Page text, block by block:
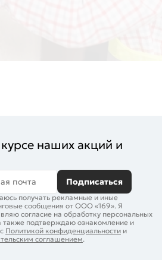
наших акций и
почта Подписаться
получать рекламные и иные
сообщения от ООО «169». Я
согласие на обработку персональных
также подтверждаю ознакомление и
Политикой конфиденциальности и
соглашением.